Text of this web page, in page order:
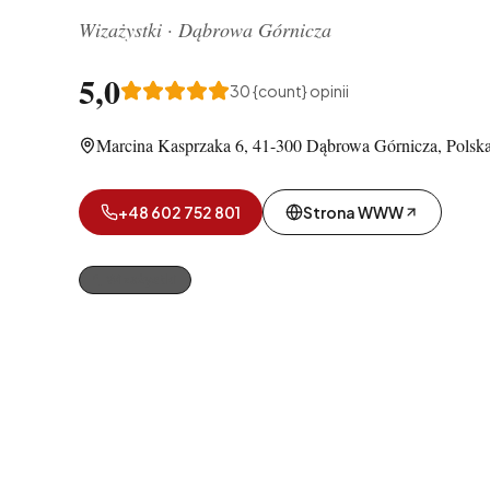
Wizażystki · Dąbrowa Górnicza
5,0 30{count} opinii
Marcina Kasprzaka 6, 41-300 Dąbrowa Górnicza,
+48 602 752 801 Strona WWW